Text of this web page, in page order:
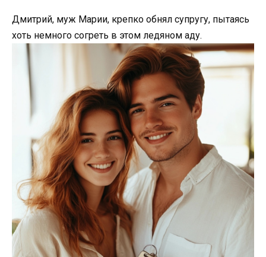
Дмитрий, муж Марии, крепко обнял супругу, пытаясь
хоть немного согреть в этом ледяном аду.